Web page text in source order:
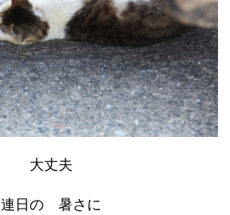
大丈夫
連日の 暑さに